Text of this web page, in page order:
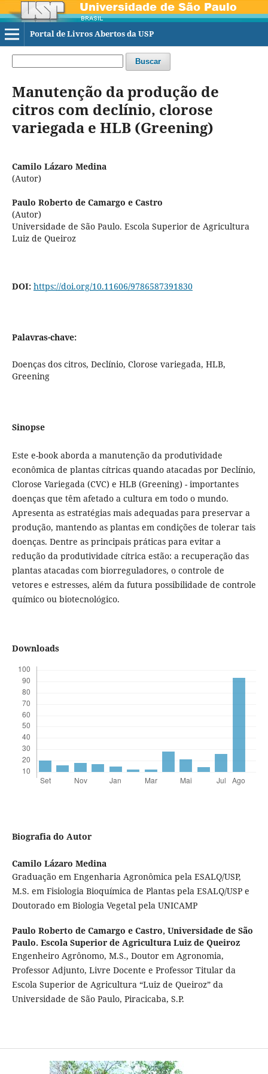
Portal de Livros Abertos da USP
Buscar
Manutenção da produção de
citros com declínio, clorose
variegada e HLB (Greening)
Camilo Lázaro Medina
(Autor)
Paulo Roberto de Camargo e Castro
(Autor)
Universidade de São Paulo. Escola Superior de Agricultura
Luiz de Queiroz
DOI: https://doi.org/10.11606/9786587391830
Palavras-chave:
Doenças dos citros, Declínio, Clorose variegada, HLB,
Greening
Sinopse
Este e-book aborda a manutenção da produtividade
econômica de plantas cítricas quando atacadas por Declínio,
Clorose Variegada (CVC) e HLB (Greening) - importantes
doenças que têm afetado a cultura em todo o mundo.
Apresenta as estratégias mais adequadas para preservar a
produção, mantendo as plantas em condições de tolerar tais
doenças. Dentre as principais práticas para evitar a
redução da produtividade cítrica estão: a recuperação das
plantas atacadas com biorreguladores, o controle de
vetores e estresses, além da futura possibilidade de controle
químico ou biotecnológico.
Downloads
Biografia do Autor
Camilo Lázaro Medina
Graduação em Engenharia Agronômica pela ESALQ/USP,
M.S. em Fisiologia Bioquímica de Plantas pela ESALQ/USP e
Doutorado em Biologia Vegetal pela UNICAMP
Paulo Roberto de Camargo e Castro, Universidade de São
Paulo. Escola Superior de Agricultura Luiz de Queiroz
Engenheiro Agrônomo, M.S., Doutor em Agronomia,
Professor Adjunto, Livre Docente e Professor Titular da
Escola Superior de Agricultura “Luiz de Queiroz” da
Universidade de São Paulo, Piracicaba, S.P.